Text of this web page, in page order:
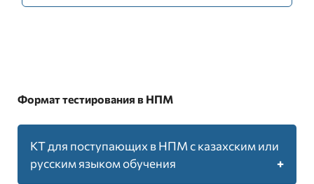
Формат тестирования в НПМ
КТ для поступающих в НПМ с казахским или
русским языком обучения